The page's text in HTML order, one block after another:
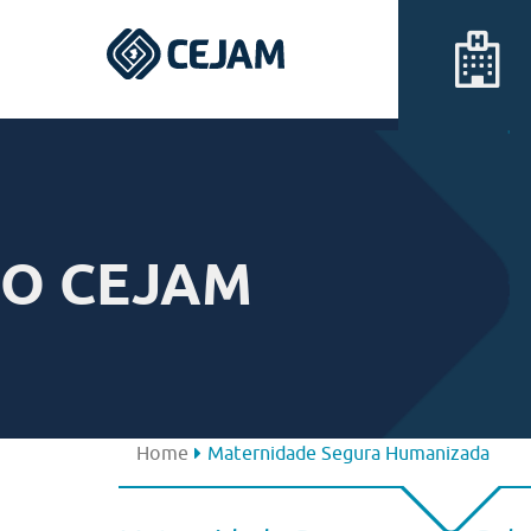
O CEJAM
Home Maternidade Segura Humanizada